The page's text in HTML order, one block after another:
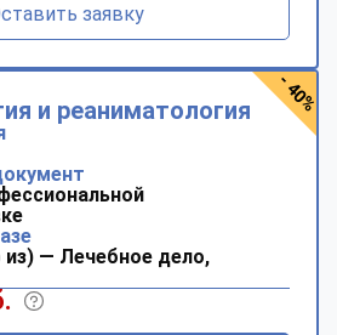
заявку
и реаниматология
— Лечебное дело,
- 40%